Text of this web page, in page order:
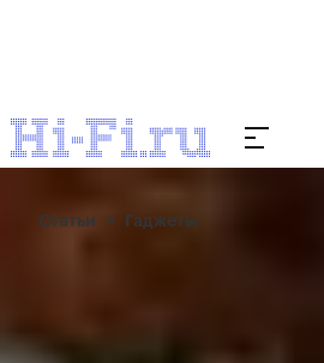
Статьи Гаджеты